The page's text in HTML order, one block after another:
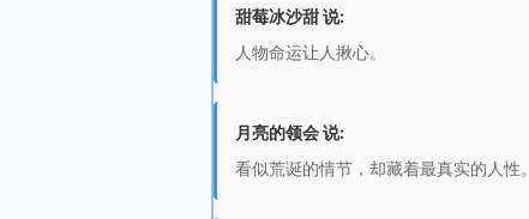
甜莓冰沙甜 说:
人物命运让人揪心。
月亮的领会 说:
看似荒诞的情节，却藏着最真实的人性。